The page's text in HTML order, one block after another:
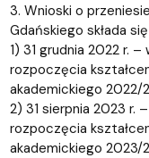
3. Wnioski o
Gdańskiego składa
1) 31 grudnia 2022 r.
rozpoczęcia
akademickiego 2022/
2) 31 sierpnia 2023 r.
rozpoczęcia
akademickiego 2023/